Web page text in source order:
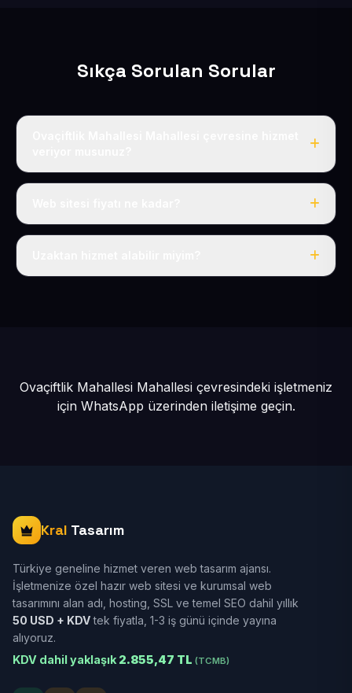
Sıkça Sorulan Sorular
Evet, Ovaçiftlik Mahallesi dahil tüm Yeşilhisar ve
Tek fiyat: yılda 50 USD + KDV, her şey dahil.
Ovaçiftlik Mahallesi Mahallesi çevresindeki işletmeniz
için WhatsApp üzerinden iletişime geçin.
Kral Tasarım
Türkiye geneline hizmet veren web tasarım ajansı.
İşletmenize özel hazır web sitesi ve kurumsal web
tasarımını alan adı, hosting, SSL ve temel SEO dahil yıllık
50 USD + KDVtek fiyatla, 1-3 iş günü içinde yayına
alıyoruz.
KDV dahil yaklaşık 2.855,47 TL (TCMB)